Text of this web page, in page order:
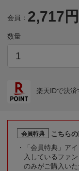
会員： 2,717円
数量
楽天IDで決済
会員特典
こちら
「会員特典」ア
入しているファ
のみがご購入い